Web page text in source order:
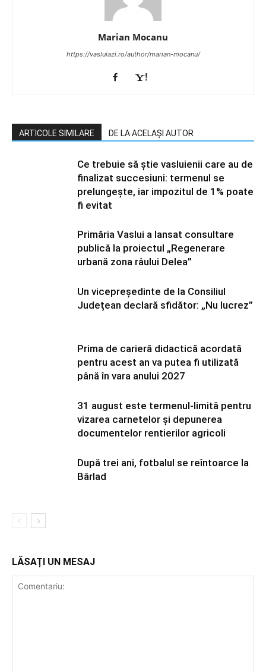
Marian Mocanu
https://vasluiazi.ro/author/marian-mocanu/
ARTICOLE SIMILARE DE LA ACELAȘI AUTOR
Ce trebuie să știe vasluienii care au de
finalizat succesiuni: termenul se
prelungește, iar impozitul de 1% poate
fi evitat
Primăria Vaslui a lansat consultare
publică la proiectul „Regenerare
urbană zona râului Delea”
Un vicepreședinte de la Consiliul
Județean declară sfidător: „Nu lucrez”
Prima de carieră didactică acordată
pentru acest an va putea fi utilizată
până în vara anului 2027
31 august este termenul-limită pentru
vizarea carnetelor și depunerea
documentelor rentierilor agricoli
După trei ani, fotbalul se reîntoarce la
Bârlad
LĂSAȚI UN MESAJ